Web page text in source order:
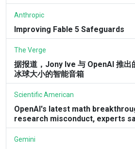
Anthropic
Improving Fable 5 Safeguards
The Verge
据报道，Jony Ive 与 OpenAI 推出
冰球大小的智能音箱
Scientific American
OpenAI's latest math
research misconduct, experts
Gemini